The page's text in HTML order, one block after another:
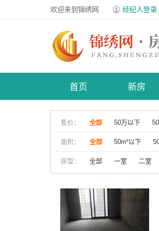
欢迎来到锦绣网 经纪人登录
首页 新房
售价： 全部 50万以下
面积： 全部 50m²以下
房型： 全部 一室 二室